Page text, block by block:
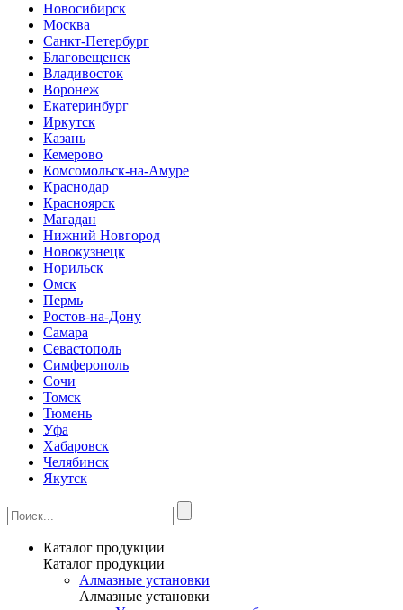
Новосибирск
Москва
Санкт-Петербург
Благовещенск
Владивосток
Воронеж
Екатеринбург
Иркутск
Казань
Кемерово
Комсомольск-на-Амуре
Краснодар
Красноярск
Магадан
Нижний Новгород
Новокузнецк
Норильск
Омск
Пермь
Ростов-на-Дону
Самара
Севастополь
Симферополь
Сочи
Томск
Тюмень
Уфа
Хабаровск
Челябинск
Якутск
Каталог продукции
Каталог продукции
Алмазные установки
Алмазные установки